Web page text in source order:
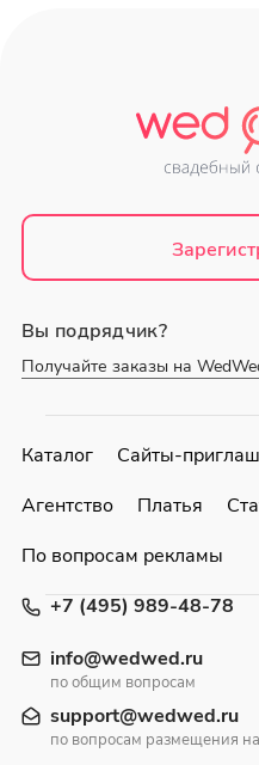
Вы подрядчик?
Получайте заказы на
+7 (495) 989-48-78
info@wedwed.ru
по общим вопросам
support@wedwed.ru
по вопросам размещения
Каталог Сайты-
Агентство
Платья
По вопросам рекламы